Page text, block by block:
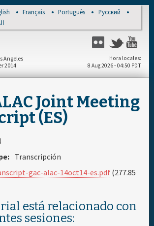
Français Português
Русский
Flickr Twitter
diario
Angeles
2014
Hora locales
8 Aug 2026 - 04:50 PDT
Joint Meeting
(ES)
Transcripción
gac-alac-14oct14-es.pdf (277.85
está relacionado con
sesiones: